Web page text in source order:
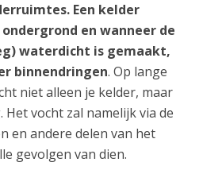
Een kelder
en wanneer de
waterdicht is gemaakt,
binnendringen. Op lange
niet alleen je kelder, maar
vocht zal namelijk via de
en andere delen van het
gevolgen van dien.